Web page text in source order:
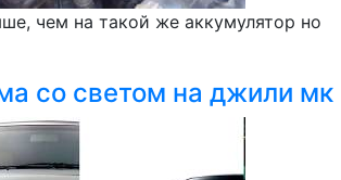
чем на такой же аккумулятор но
со светом на джили мк